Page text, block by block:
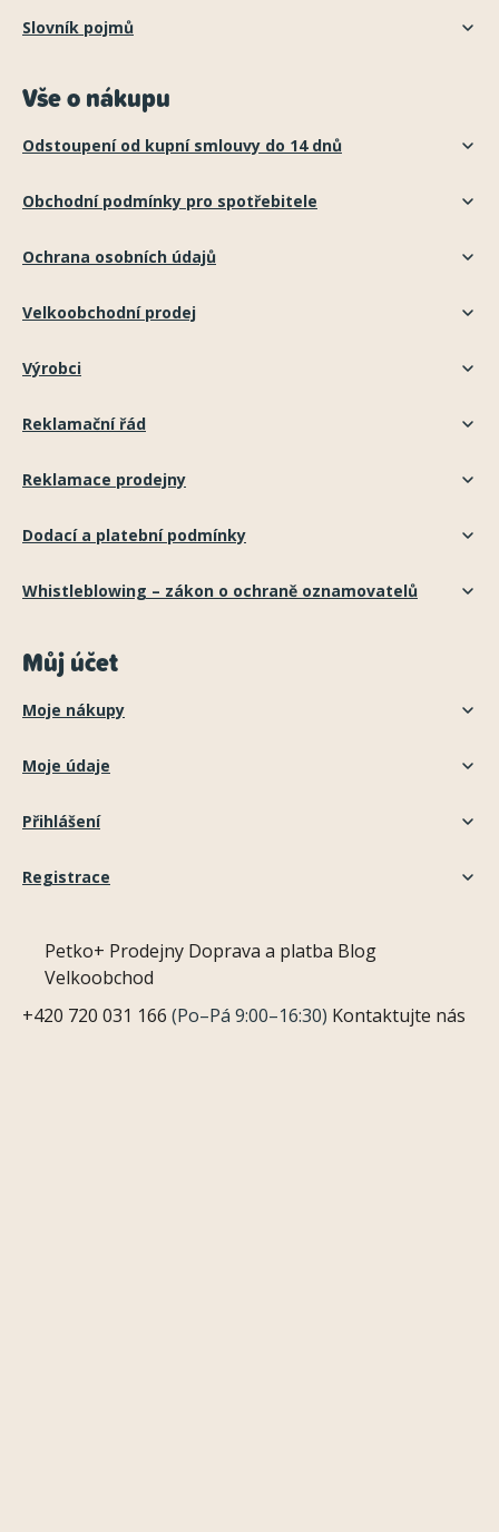
Slovník pojmů
Vše o nákupu
Odstoupení od kupní smlouvy do 14 dnů
Obchodní podmínky pro spotřebitele
Ochrana osobních údajů
Velkoobchodní prodej
Výrobci
Reklamační řád
Reklamace prodejny
Dodací a platební podmínky
Whistleblowing – zákon o ochraně oznamovatelů
Můj účet
Moje nákupy
Moje údaje
Přihlášení
Registrace
Petko+ Prodejny Doprava a platba Blog
Velkoobchod
+420 720 031 166 (Po–Pá 9:00–16:30) Kontaktujte nás